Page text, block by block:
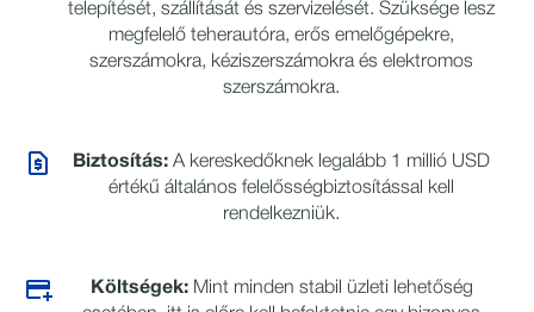
telepítését, szállítását és szervizelését. Szüksége lesz
megfelelő teherautóra, erős emelőgépekre,
szerszámokra, kéziszerszámokra és elektromos
szerszámokra.
Biztosítás: A kereskedőknek legalább 1 millió USD
értékű általános felelősségbiztosítással kell
rendelkezniük.
Költségek: Mint minden stabil üzleti lehetőség